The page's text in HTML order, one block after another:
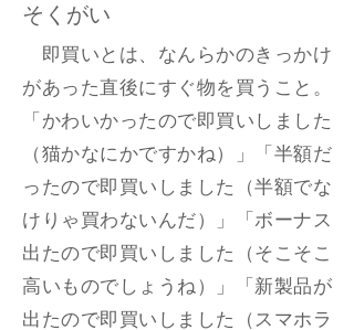
そくがい
即買いとは、なんらかのきっかけ
があった直後にすぐ物を買うこと。
「かわいかったので即買いしました
（猫かなにかですかね）」「半額だ
ったので即買いしました（半額でな
けりゃ買わないんだ）」「ボーナス
出たので即買いしました（そこそこ
高いものでしょうね）」「新製品が
出たので即買いしました（スマホラ